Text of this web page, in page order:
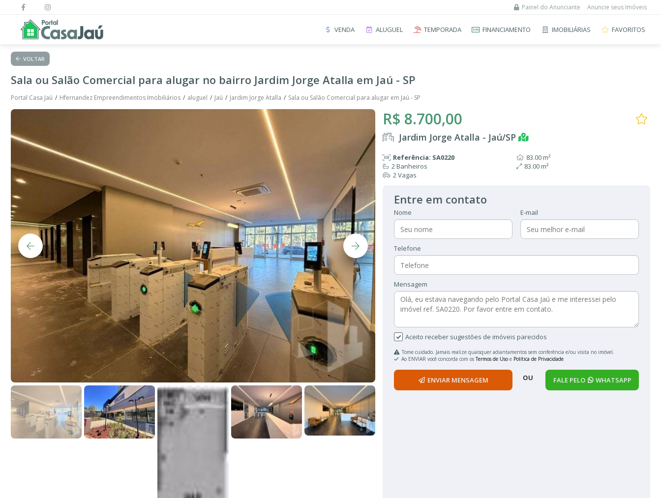
Painel do Anunciante Anuncie seus Imóveis
VENDA ALUGUEL TEMPORADA FINANCIAMENTO IMOBILIÁRIAS FAVORITOS
VOLTAR
Sala ou Salão Comercial para alugar no bairro Jardim Jorge Atalla em Jaú - SP
Portal Casa Jaú Hfernandez Empreendimentos Imobiliários aluguel Jaú Jardim Jorge Atalla Sala ou Salão Comercial para alugar em Jaú - SP
R$ 8.700,00
Jardim Jorge Atalla - Jaú/SP
Referência: SA0220
2 Banheiros
2 Vagas
83.00 m²
83.00 m²
Entre em contato
Nome E-mail
Telefone
Mensagem
Aceito receber sugestões de imóveis parecidos
Tome cuidado. Jamais realize quaisquer adiantamentos sem conferência e/ou visita no imóvel.
Ao ENVIAR você concorda com osTermos de Uso e Política de Privacidade
ENVIAR MENSAGEM OU FALE PELO WHATSAPP